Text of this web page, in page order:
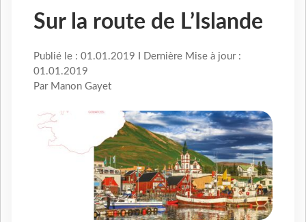
Sur la route de L’Islande
Publié le : 01.01.2019 I Dernière Mise à jour :
01.01.2019
Par Manon Gayet